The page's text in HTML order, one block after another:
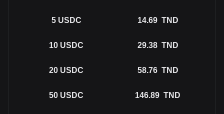
5 USDC 14.69 TND
10 USDC 29.38 TND
20 USDC 58.76 TND
50 USDC 146.89 TND